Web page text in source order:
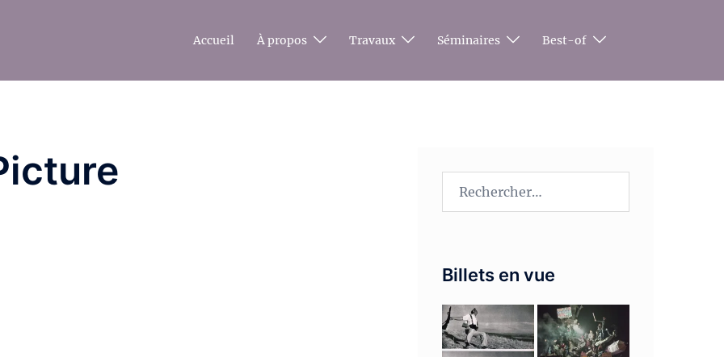
Accueil À propos Travaux Séminaires Best-of
Billets en vue